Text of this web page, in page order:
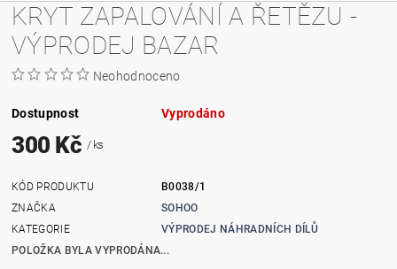
KRYT ZAPALOVÁNÍ A ŘETĚZU -
VÝPRODEJ BAZAR
Neohodnoceno
Dostupnost Vyprodáno
300 Kč / ks
KÓD PRODUKTU
B0038/1
ZNAČKA
SOHOO
KATEGORIE
VÝPRODEJ NÁHRADNÍCH DÍLŮ
POLOŽKA BYLA VYPRODÁNA...